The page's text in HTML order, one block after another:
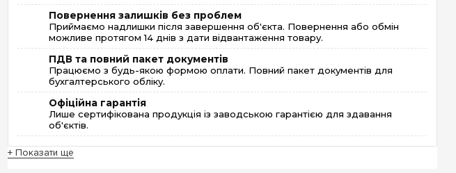
Повернення залишків без проблем
Приймаємо надлишки після завершення об'єкта. Повернення або обмін
можливе протягом 14 днів з дати відвантаження товару.
ПДВ та повний пакет документів
Працюємо з будь-якою формою оплати. Повний пакет документів для
бухгалтерського обліку.
Офіційна гарантія
Лише сертифікована продукція із заводською гарантією для здавання
об'єктів.
+ Показати ще